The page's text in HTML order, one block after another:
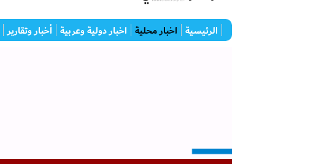
الرئيسية اخبار محلية اخبار دولية وعربية أخبار وتقارير